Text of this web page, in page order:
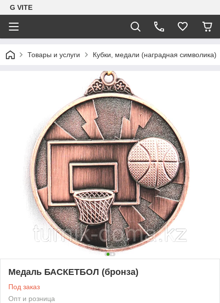
G VITE
Товары и услуги Кубки, медали (наградная символика)
Медаль БАСКЕТБОЛ (бронза)
Под заказ
Опт и розница